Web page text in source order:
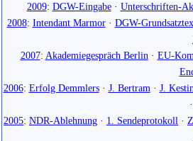
2009: DGW-Eingabe· Unterschriften-
2008: Intendant Marmor· DGW-
2007: Akademiegespräch Berlin · EU-
2006: Erfolg Demmlers· J. Bertram · J.
2005: NDR-Ablehnung · 1. Sendeprotokoll ·